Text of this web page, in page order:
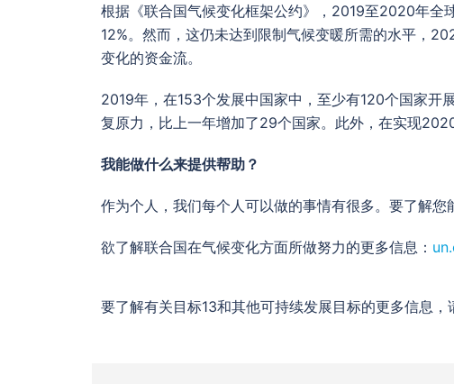
根据《联合国气候变化框架公约》，2019至2020年全
12%。然而，这仍未达到限制气候变暖所需的水平，
变化的资金流。
2019年，在153个发展中国家中，至少有120个国家开
复原力，比上一年增加了29个国家。此外，在实现
我能做什么来提供帮助？
作为个人，我们每个人可以做的事情有很多。要了解您
欲了解联合国在气候变化方面所做努力的更多信息：
要了解有关目标13和其他可持续发展目标的更多信息，